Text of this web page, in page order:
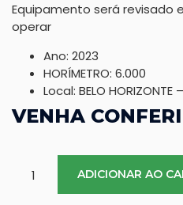
Equipamento será revisado
operar
Ano: 2023
HORÍMETRO: 6.000
Local: BELO HORIZONTE
VENHA
ADICIONAR AO
Estes cookies
não são
opcionais. Eles
são
do site.